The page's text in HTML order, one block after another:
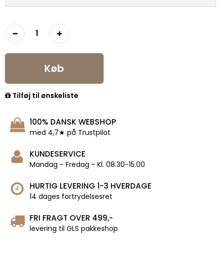
Køb
Tilføj til ønskeliste
FRI FRAGT OVER 499,-
levering til GLS pakkeshop
HURTIG LEVERING 1-3 HVERDAGE
14 dages fortrydelsesret
KUNDESERVICE
Mandag - Fredag - Kl. 08.30-15.00
100% DANSK WEBSHOP
med 4,7★ på Trustpilot